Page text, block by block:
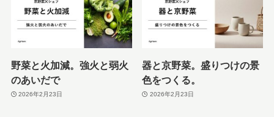
野菜と火加減。強火と弱火
のあいだで
2026年2月23日
器と京野菜。盛りつけの景
色をつくる。
2026年2月23日